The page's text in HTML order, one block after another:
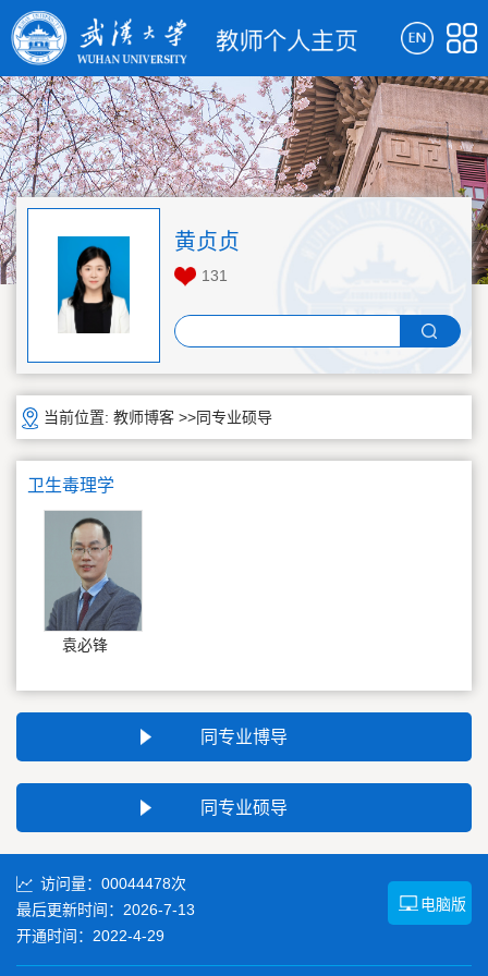
黄贞贞
131
当前位置: 教师博客 >>同专业硕导
卫生毒理学
袁必锋
同专业博导
同专业硕导
访问量： 00044478次
最后更新时间： 2026-7-13
开通时间： 2022-4-29
电脑版